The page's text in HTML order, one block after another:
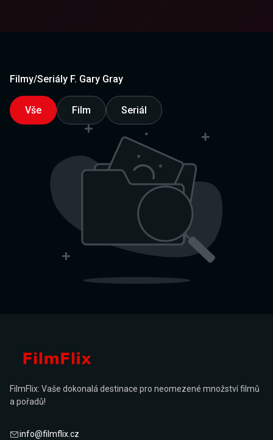
Filmy/Seriály F. Gary Gray
Vše Film Seriál
FilmFlix: Vaše dokonalá destinace pro neomezené množství filmů
a pořadů!
info@filmflix.cz